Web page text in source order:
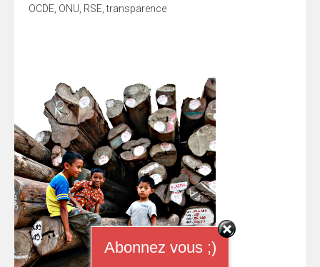
OCDE ONU RSE ,transparence
Abonnez vous ;)